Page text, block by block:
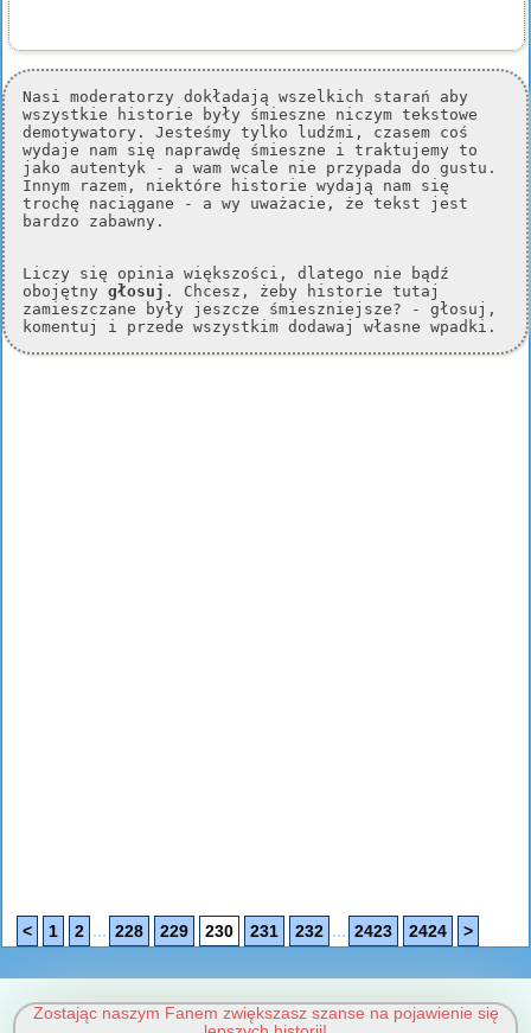
Nasi moderatorzy dokładają wszelkich starań aby
wszystkie historie były śmieszne niczym tekstowe
demotywatory. Jesteśmy tylko ludźmi, czasem coś
wydaje nam się naprawdę śmieszne i traktujemy to
jako autentyk - a wam wcale nie przypada do gustu.
Innym razem, niektóre historie wydają nam się
trochę naciągane - a wy uważacie, że tekst jest
bardzo zabawny.
Liczy się opinia większości, dlatego nie bądź
obojętny głosuj . Chcesz, żeby historie tutaj
zamieszczane były jeszcze śmieszniejsze? - głosuj,
komentuj i przede wszystkim dodawaj własne wpadki.
< 1 2 ... 228 229 230 231 232 ... 2423 2424 >
Zostając naszym Fanem zwiększasz szanse na pojawienie się